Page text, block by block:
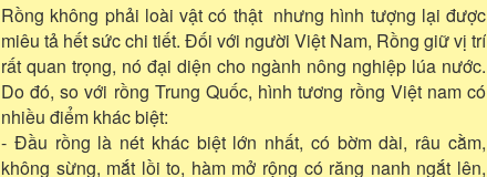
Rồng không phải loài vật có thật nhưng hình tượng lại được
miêu tả hết sức chi tiết. Đối với người Việt Nam, Rồng giữ vị trí
rất quan trọng, nó đại diện cho ngành nông nghiệp lúa nước.
Do đó, so với rồng Trung Quốc, hình tương rồng Việt nam có
nhiều điểm khác biệt:
- Đầu rồng là nét khác biệt lớn nhất, có bờm dài, râu cằm,
không sừng, mắt lồi to, hàm mở rộng có răng nanh ngắt lên,